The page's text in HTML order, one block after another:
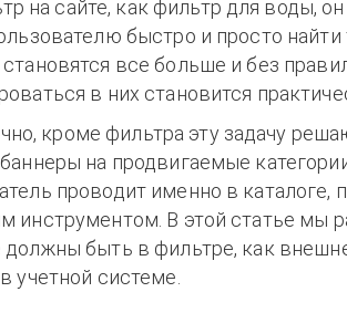
на сайте, как фильтр для воды,
быстро и просто найти
все больше и без
в них становится
кроме фильтра эту задачу
на продвигаемые
проводит именно в
инструментом. В этой статье мы
должны быть в фильтре, как
учетной системе.